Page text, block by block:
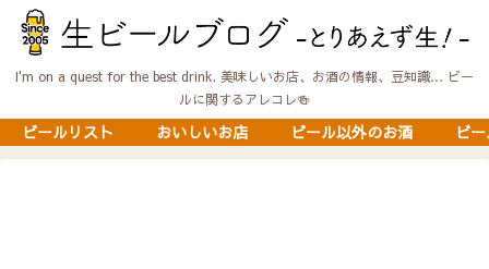
I'm on a quest for the best drink. 美味しいお店、お酒の情報、豆知識… ビー
ルに関するアレコレ🍻
ビールリスト おいしいお店 ビール以外のお酒 ビ